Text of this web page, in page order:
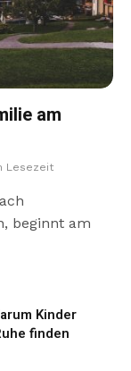
am
Lesezeit
beginnt am
Kinder
finden